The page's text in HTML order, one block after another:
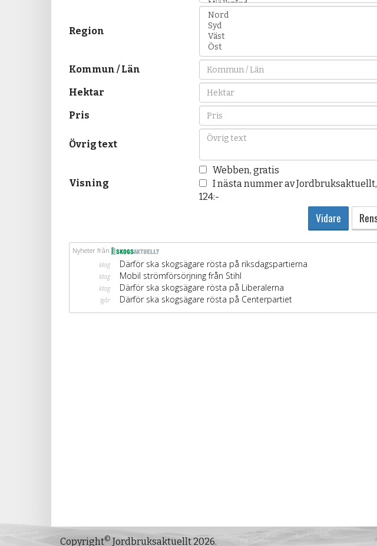
Region
Kommun / Län
Hektar
Pris
Övrig text
Visning
Webben, gratis
I nästa nummer av Jordbruksaktuellt,
124:-
Copyright© Jordbruksaktuellt 2026.